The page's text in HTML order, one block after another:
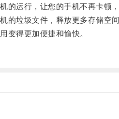
运行，让您的手机不再卡顿，
垃圾文件，释放更多存储空间
得更加便捷和愉快。